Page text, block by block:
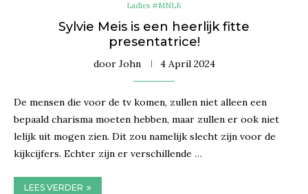
Ladies #MNLK
Sylvie Meis is een heerlijk fitte
presentatrice!
door John 4 April 2024
De mensen die voor de tv komen, zullen niet alleen een
bepaald charisma moeten hebben, maar zullen er ook niet
lelijk uit mogen zien. Dit zou namelijk slecht zijn voor de
kijkcijfers. Echter zijn er verschillende …
LEES VERDER